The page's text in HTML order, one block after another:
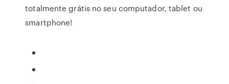
totalmente grátis no seu computador, tablet ou
smartphone!